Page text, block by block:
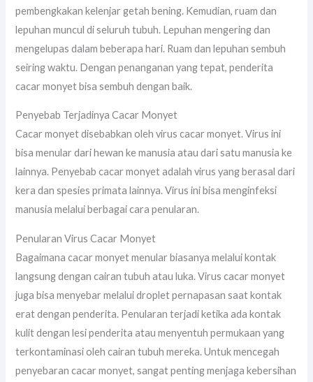
pembengkakan kelenjar getah bening. Kemudian, ruam dan
lepuhan muncul di seluruh tubuh. Lepuhan mengering dan
mengelupas dalam beberapa hari. Ruam dan lepuhan sembuh
seiring waktu. Dengan penanganan yang tepat, penderita
cacar monyet bisa sembuh dengan baik.
Penyebab Terjadinya Cacar Monyet
Cacar monyet disebabkan oleh virus cacar monyet. Virus ini
bisa menular dari hewan ke manusia atau dari satu manusia ke
lainnya. Penyebab cacar monyet adalah virus yang berasal dari
kera dan spesies primata lainnya. Virus ini bisa menginfeksi
manusia melalui berbagai cara penularan.
Penularan Virus Cacar Monyet
Bagaimana cacar monyet menular biasanya melalui kontak
langsung dengan cairan tubuh atau luka. Virus cacar monyet
juga bisa menyebar melalui droplet pernapasan saat kontak
erat dengan penderita. Penularan terjadi ketika ada kontak
kulit dengan lesi penderita atau menyentuh permukaan yang
terkontaminasi oleh cairan tubuh mereka. Untuk mencegah
penyebaran cacar monyet, sangat penting menjaga kebersihan